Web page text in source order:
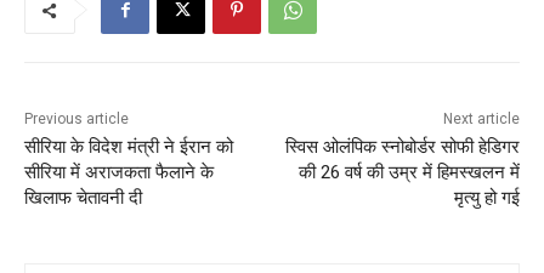
Previous article
सीरिया के विदेश मंत्री ने ईरान को
सीरिया में अराजकता फैलाने के
खिलाफ चेतावनी दी
Next article
स्विस ओलंपिक स्नोबोर्डर सोफी हेडिगर
की 26 वर्ष की उम्र में हिमस्खलन में
मृत्यु हो गई